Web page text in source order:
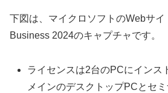
下図は、マイクロソフトのWebサイ
Business 2024のキャプチャです。
ライセンスは2台のPCにインス
メインのデスクトップPCとセ